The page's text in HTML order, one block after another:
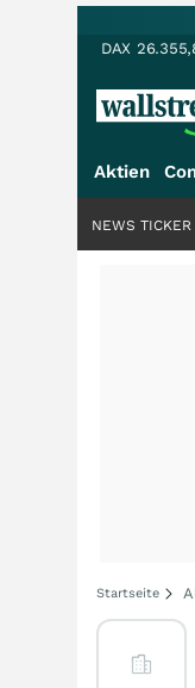
DAX
Aktien
NEWS TICKER
Startseite